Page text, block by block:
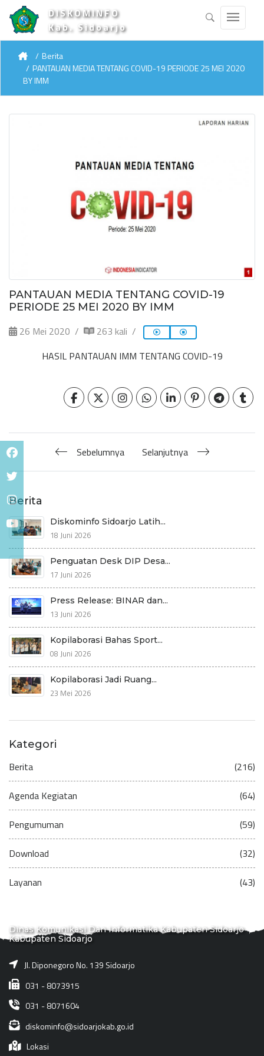
DISKOMINFO
Kab. Sidoarjo
Berita
PANTAUAN MEDIA TENTANG COVID-19 PERIODE 25 MEI 2020
BY IMM
PANTAUAN MEDIA TENTANG COVID-19
PERIODE 25 MEI 2020 BY IMM
26 Mei 2020
263 kali
HASIL PANTAUAN IMM TENTANG COVID-19
Sebelumnya Selanjutnya
Berita
Diskominfo Sidoarjo Latih...
18 Juni 2026
Penguatan Desk DIP Desa...
17 Juni 2026
Press Release: BINAR dan...
13 Juni 2026
Kopilaborasi Bahas Sport...
08 Juni 2026
Kopilaborasi Jadi Ruang...
23 Mei 2026
Kategori
Berita (216)
Agenda Kegiatan (64)
Pengumuman (59)
Download (32)
Layanan (43)
Dinas Komunikasi Dan Informatika Kabupaten Sidoarjo
Kabupaten Sidoarjo
Jl. Diponegoro No. 139 Sidoarjo
031 - 8073915
031 - 8071604
diskominfo@sidoarjokab.go.id
Lokasi